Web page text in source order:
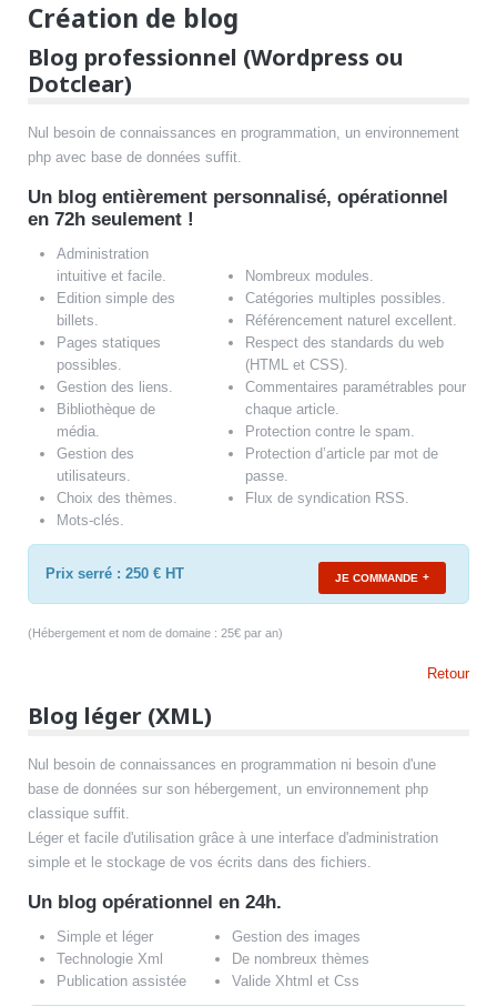
Création de blog
Blog professionnel (Wordpress ou
Dotclear)
Nul besoin de connaissances en programmation, un environnement
php avec base de données suffit.
Un blog entièrement personnalisé, opérationnel
en 72h seulement !
Administration
intuitive et facile.
Edition simple des
billets.
Pages statiques
possibles.
Gestion des liens.
Bibliothèque de
média.
Gestion des
utilisateurs.
Choix des thèmes.
Mots-clés.
Nombreux modules.
Catégories multiples possibles.
Référencement naturel excellent.
Respect des standards du web
(HTML et CSS).
Commentaires paramétrables pour
chaque article.
Protection contre le spam.
Protection d’article par mot de
passe.
Flux de syndication RSS.
Prix serré : 250 € HT JE COMMANDE
(Hébergement et nom de domaine : 25€ par an)
Retour
Blog léger (XML)
Nul besoin de connaissances en programmation ni besoin d'une
base de données sur son hébergement, un environnement php
classique suffit.
Léger et facile d'utilisation grâce à une interface d'administration
simple et le stockage de vos écrits dans des fichiers.
Un blog opérationnel en 24h.
Simple et léger
Technologie Xml
Publication assistée
Gestion des images
De nombreux thèmes
Valide Xhtml et Css